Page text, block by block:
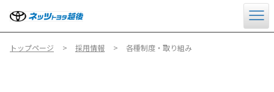
トップページ 採用情報 各種制度・取り組み